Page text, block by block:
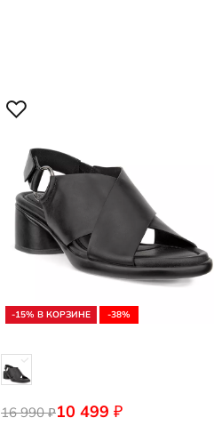
-15% В КОРЗИНЕ -38%
10 499 ₽
16 990₽
222813/01001